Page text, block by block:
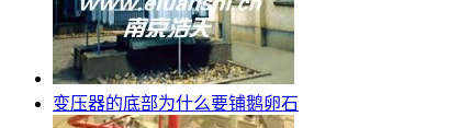
变压器的底部为什么要铺鹅卵石